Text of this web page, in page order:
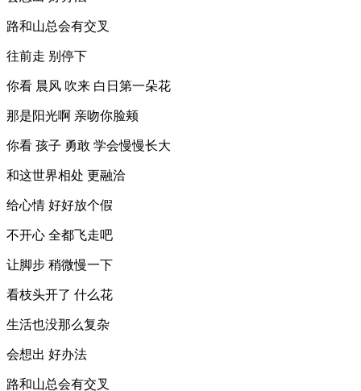
路和山总会有交叉
往前走 别停下
你看 晨风 吹来 白日第一朵花
那是阳光啊 亲吻你脸颊
你看 孩子 勇敢 学会慢慢长大
和这世界相处 更融洽
给心情 好好放个假
不开心 全都飞走吧
让脚步 稍微慢一下
看枝头开了 什么花
生活也没那么复杂
会想出 好办法
路和山总会有交叉